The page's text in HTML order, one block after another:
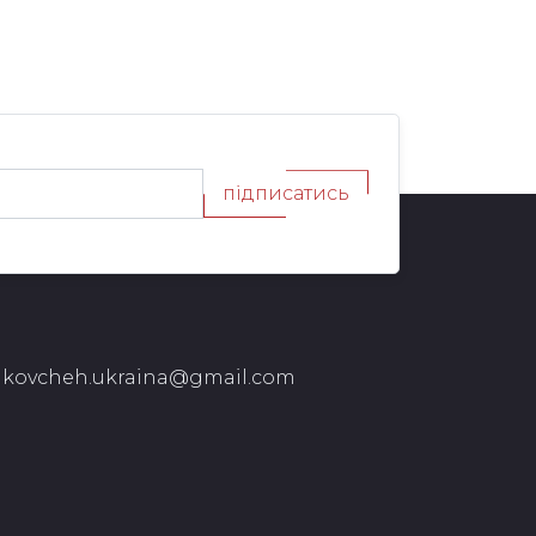
підписатись
kovcheh.ukraina@gmail.com